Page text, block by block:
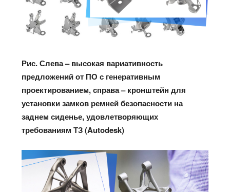
Рис. Слева – высокая вариативность
предложений от ПО с генеративным
проектированием, справа – кронштейн для
установки замков ремней безопасности на
заднем сиденье, удовлетворяющих
требованиям ТЗ (Autodesk)